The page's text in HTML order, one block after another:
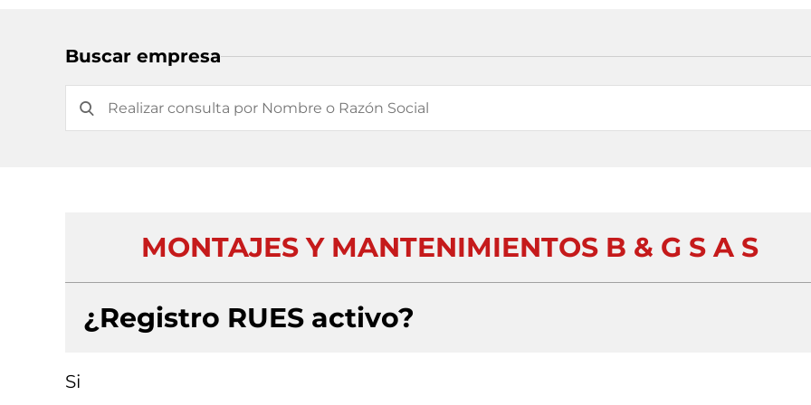
Buscar empresa
MONTAJES Y MANTENIMIENTOS B & G S A S
¿Registro RUES activo?
Si